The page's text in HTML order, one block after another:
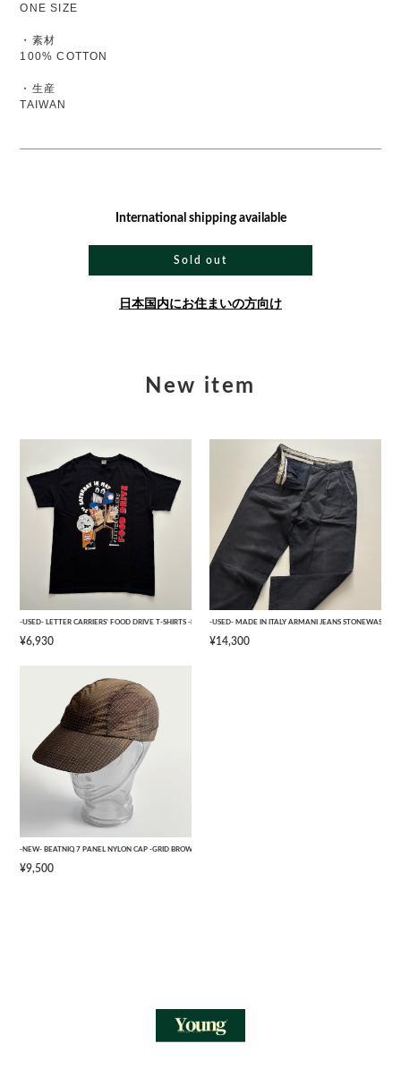
ONE SIZE
・素材
100% COTTON
・生産
TAIWAN
International shipping available
Sold out
日本国内にお住まいの方向け
New item
-USED- LETTER CARRIERS' FOOD DRIVE T-SHIRTS -BLACK- [L]
¥6,930
-USED- MADE IN ITALY ARMANI JEANS
¥14,300
-NEW- BEATNIQ 7 PANEL NYLON CAP -GRID BROWN CAMOUFLAGE- [ONE SIZE]
¥9,500